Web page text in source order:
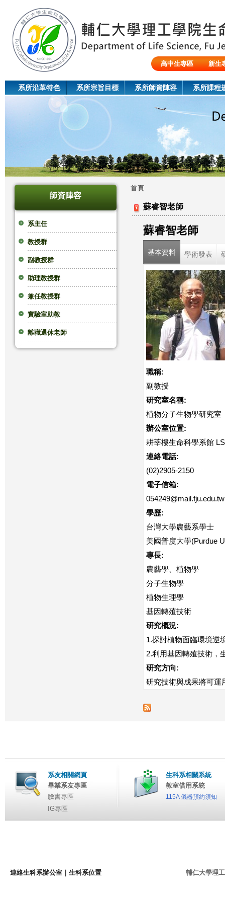
高中生專區
新生
系所沿革特色 系所宗旨目標 系所師資陣容 系所課程
師資陣容
系主任
教授群
副教授群
助理教授群
兼任教授群
實驗室助教
離職退休老師
您
首頁
蘇睿智老師
蘇睿智老師
基本資料 學術發表
職稱:
副教授
研究室名稱:
植物分子生物學研究室
辦公室位置:
耕莘樓生命科學系館
連絡電話:
(02)2905-2150
電子信箱:
054249@mail.fju.edu.tw
學歷:
台灣大學農藝系學士
美國普度大學(Purdue
專長:
農藝學、植物學
分子生物學
植物生理學
基因轉殖技術
研究概況:
1.探討植物面臨環境逆
2.利用基因轉殖技術，
研究方向:
研究技術與成果將可運
系友相關網頁
畢業系友專區
臉書專區
IG專區
生科系相關系統
教室借用系統
115A 儀器預約須知
連絡生科系辦公室 ｜ 生科系位置 輔仁大學理